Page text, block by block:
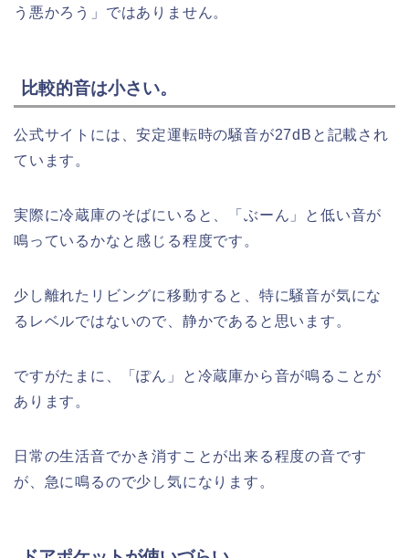
う悪かろう」ではありません。
比較的音は小さい。
公式サイトには、安定運転時の騒音が27dBと記載され
ています。
実際に冷蔵庫のそばにいると、「ぶーん」と低い音が
鳴っているかなと感じる程度です。
少し離れたリビングに移動すると、特に騒音が気にな
るレベルではないので、静かであると思います。
ですがたまに、「ぽん」と冷蔵庫から音が鳴ることが
あります。
日常の生活音でかき消すことが出来る程度の音です
が、急に鳴るので少し気になります。